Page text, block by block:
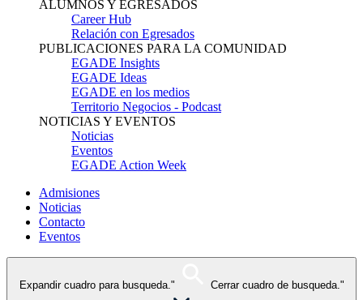
ALUMNOS Y EGRESADOS
Career Hub
Relación con Egresados
PUBLICACIONES PARA LA COMUNIDAD
EGADE Insights
EGADE Ideas
EGADE en los medios
Territorio Negocios - Podcast
NOTICIAS Y EVENTOS
Noticias
Eventos
EGADE Action Week
Admisiones
Noticias
Contacto
Eventos
Expandir cuadro para busqueda." Cerrar cuadro de busqueda."